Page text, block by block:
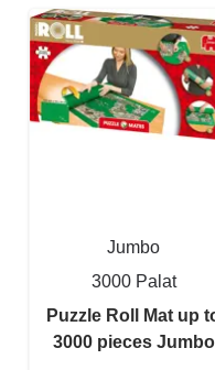
Jumbo
3000 Palat
Puzzle Roll Mat up
3000 pieces Jumbo